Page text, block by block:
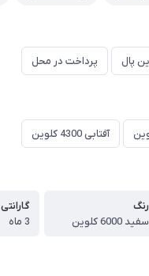
پال پرداخت در محل
آفتابی 4300 کلوین
رنگ
سفید 6000 کلوین
گارانتی
3 ماه